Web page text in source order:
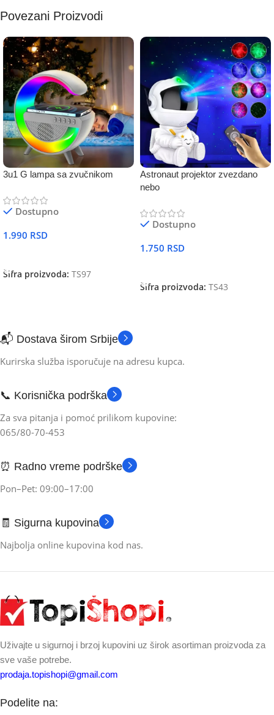
Povezani Proizvodi
3u1 G lampa sa zvučnikom
Dostupno
1.990 RSD
Šifra proizvoda: TS97
Astronaut projektor zvezdano
nebo
Dostupno
1.750 RSD
Šifra proizvoda: TS43
📬 Dostava širom Srbije
Kurirska služba isporučuje na adresu kupca.
📞 Korisnička podrška
Za sva pitanja i pomoć prilikom kupovine:
065/80-70-453
⏰ Radno vreme podrške
Pon–Pet: 09:00–17:00
🧾 Sigurna kupovina
Najbolja online kupovina kod nas.
Uživajte u sigurnoj i brzoj kupovini uz širok asortiman proizvoda za
sve vaše potrebe.
prodaja.topishopi@gmail.com
Podelite na: